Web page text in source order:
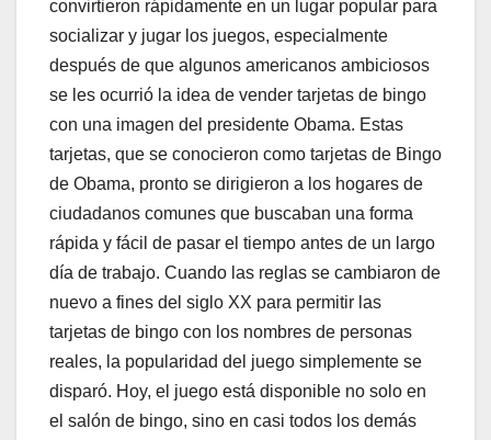
convirtieron rápidamente en un lugar popular para
socializar y jugar los juegos, especialmente
después de que algunos americanos ambiciosos
se les ocurrió la idea de vender tarjetas de bingo
con una imagen del presidente Obama. Estas
tarjetas, que se conocieron como tarjetas de Bingo
de Obama, pronto se dirigieron a los hogares de
ciudadanos comunes que buscaban una forma
rápida y fácil de pasar el tiempo antes de un largo
día de trabajo. Cuando las reglas se cambiaron de
nuevo a fines del siglo XX para permitir las
tarjetas de bingo con los nombres de personas
reales, la popularidad del juego simplemente se
disparó. Hoy, el juego está disponible no solo en
el salón de bingo, sino en casi todos los demás